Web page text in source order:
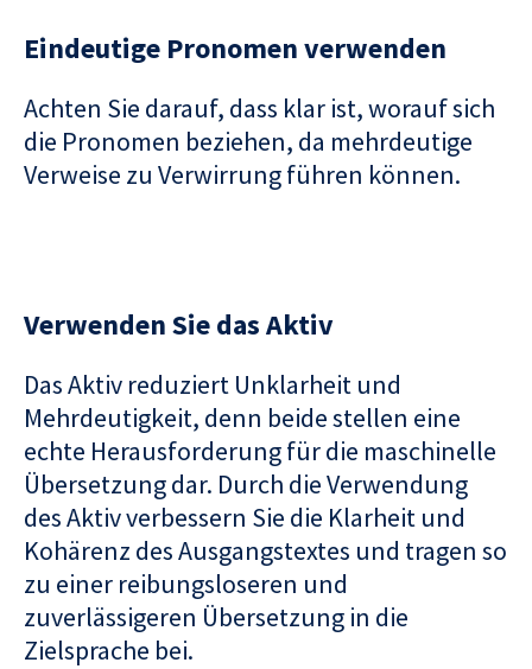
Eindeutige Pronomen verwenden
Achten Sie darauf, dass klar ist, worauf sich
die Pronomen beziehen, da mehrdeutige
Verweise zu Verwirrung führen können.
Verwenden Sie das Aktiv
Das Aktiv reduziert Unklarheit und
Mehrdeutigkeit, denn beide stellen eine
echte Herausforderung für die maschinelle
Übersetzung dar. Durch die Verwendung
des Aktiv verbessern Sie die Klarheit und
Kohärenz des Ausgangstextes und tragen so
zu einer reibungsloseren und
zuverlässigeren Übersetzung in die
Zielsprache bei.